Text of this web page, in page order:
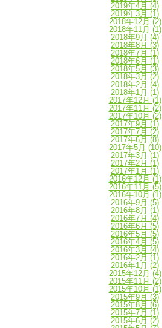
2019年4月 (4)
2019年3月 (1)
2018年12月 (2)
2018年11月 (1)
2018年9月 (4)
2018年8月 (3)
2018年7月 (1)
2018年6月 (1)
2018年5月 (3)
2018年3月 (2)
2018年2月 (4)
2018年1月 (1)
2017年12月 (1)
2017年11月 (2)
2017年10月 (2)
2017年9月 (1)
2017年7月 (2)
2017年6月 (8)
2017年5月 (10)
2017年3月 (1)
2017年2月 (1)
2017年1月 (1)
2016年12月 (1)
2016年11月 (5)
2016年10月 (1)
2016年9月 (5)
2016年8月 (1)
2016年7月 (4)
2016年6月 (5)
2016年5月 (5)
2016年4月 (5)
2016年3月 (4)
2016年2月 (1)
2016年1月 (2)
2015年12月 (4)
2015年11月 (2)
2015年10月 (1)
2015年9月 (3)
2015年8月 (6)
2015年7月 (1)
2015年6月 (2)